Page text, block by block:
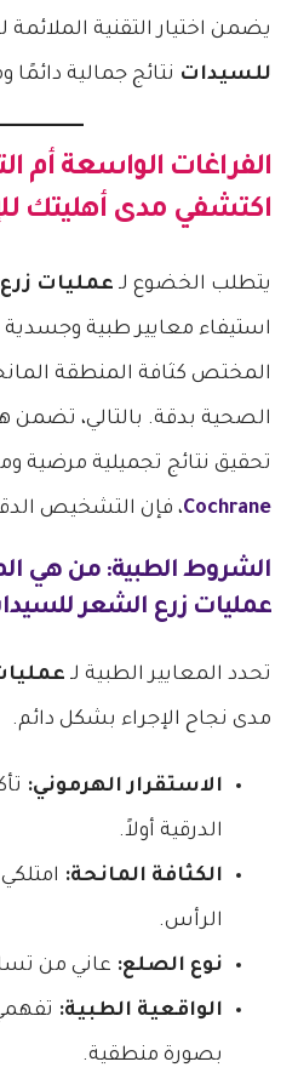
يضمن اختيار التقنية الملائمة لـ
للسيدات نتائج جمالية دائمًا
الفراغات الواسعة أم
اكتشفي مدى أهليتك
يتطلب الخضوع لـ عمليات
استيفاء معايير طبية
المختص كثافة المنطقة
الصحية بدقة. بالتالي، تضمن
تحقيق نتائج تجميلية مرضية
Cochrane، فإن التشخيص
الشروط الطبية: من هي
عمليات زرع الشعر
تحدد المعايير الطبية لـ
مدى نجاح الإجراء بشكل دائم.
الاستقرار الهرموني:
الدرقية أولاً.
الكثافة المانحة:
الرأس.
نوع الصلع: عاني من
الواقعية الطبية:
بصورة منطقية.